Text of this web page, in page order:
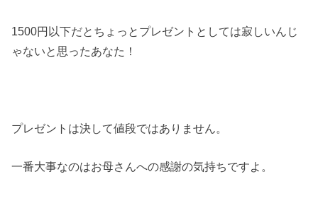
1500円以下だとちょっとプレゼントとしては寂しいんじ
ゃないと思ったあなた！
プレゼントは決して値段ではありません。
一番大事なのはお母さんへの感謝の気持ちですよ。